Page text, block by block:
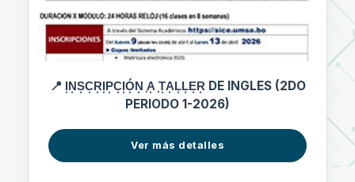
📍 I͙N͙S͙C͙R͙I͙P͙C͙I͙Ó͙N͙ ͙A͙ ͙T͙A͙L͙L͙E͙R͙ DE INGLES (2DO
PERIODO 1-2026)
Ver más detalles